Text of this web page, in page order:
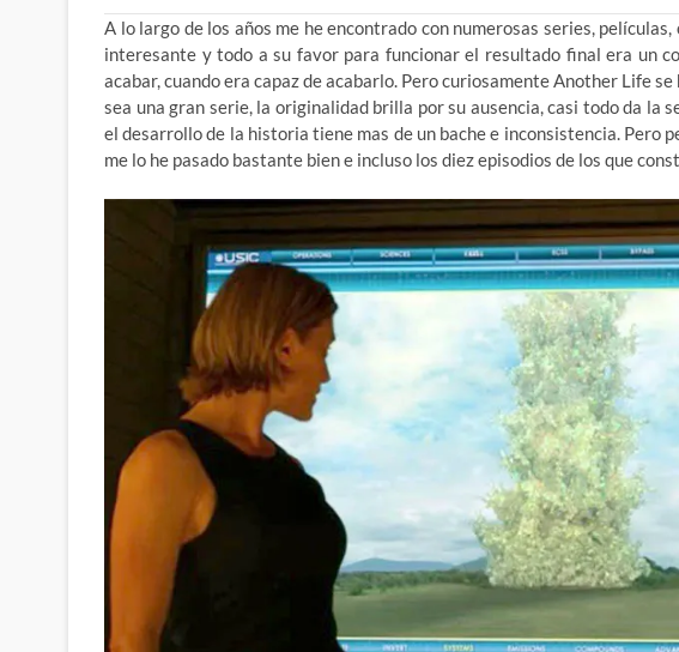
A lo largo de los años me he encontrado con numerosas series,
interesante y todo a su favor para funcionar el resultado final era un
acabar, cuando era capaz de acabarlo. Pero curiosamente Another Life
sea una gran serie, la originalidad brilla por su ausencia, casi todo da la
el desarrollo de la historia tiene mas de un bache e inconsistencia. Pero
me lo he pasado bastante bien e incluso los diez episodios de los que